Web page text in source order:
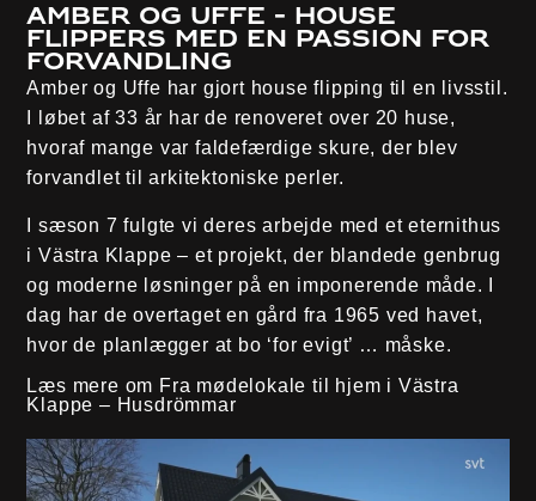
Amber og Uffe - House
flippers med en passion for
forvandling
Amber og Uffe har gjort house flipping til en livsstil.
I løbet af 33 år har de renoveret over 20 huse,
hvoraf mange var faldefærdige skure, der blev
forvandlet til arkitektoniske perler.
I sæson 7 fulgte vi deres arbejde med et eternithus
i Västra Klappe – et projekt, der blandede genbrug
og moderne løsninger på en imponerende måde. I
dag har de overtaget en gård fra 1965 ved havet,
hvor de planlægger at bo ‘for evigt’ … måske.
Læs mere om Fra mødelokale til hjem i Västra
Klappe – Husdrömmar